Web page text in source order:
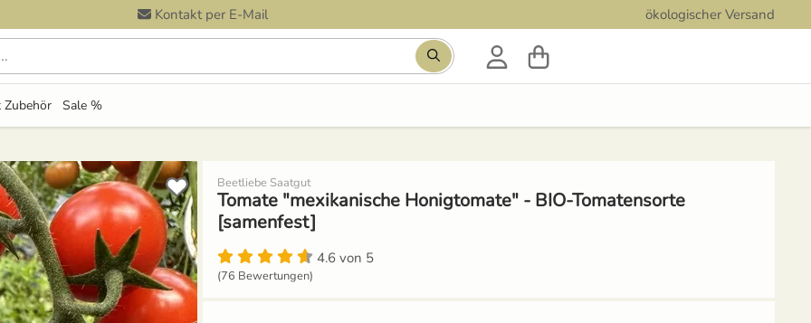
Kontakt per E-Mail ökologischer Versand
Zubehör Sale %
Beetliebe Saatgut
Tomate "mexikanische Honigtomate" - BIO-Tomatensorte
[samenfest]
4.6 von 5
(76 Bewertungen)